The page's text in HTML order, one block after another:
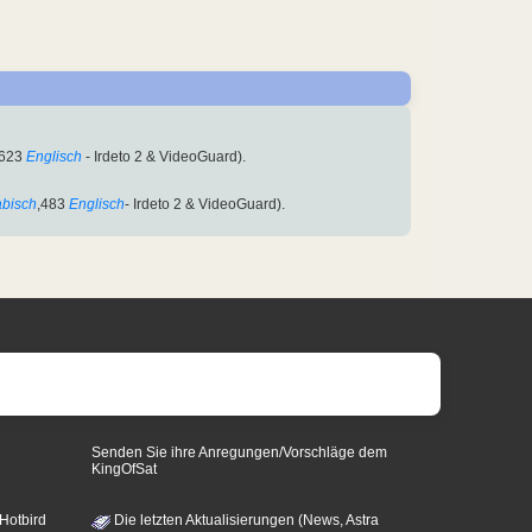
Englisch - Irdeto 2 & VideoGuard).
,483 Englisch- Irdeto 2 & VideoGuard).
Senden Sie ihre Anregungen/Vorschläge dem
KingOfSat
Die letzten Aktualisierungen (News, Astra